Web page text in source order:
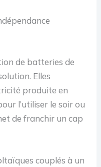
de batteries de
Elles
produite en
l’utiliser le soir ou
de franchir un cap
couplés à un